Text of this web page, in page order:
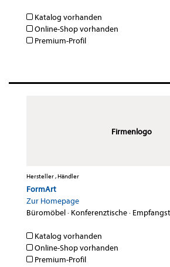
Katalog vorhanden
Online-Shop vorhanden
Premium-Profil
Firmenlogo
Hersteller , Händler
FormArt
Zur Homepage
Büromöbel· Konferenztische·
Katalog vorhanden
Online-Shop vorhanden
Premium-Profil